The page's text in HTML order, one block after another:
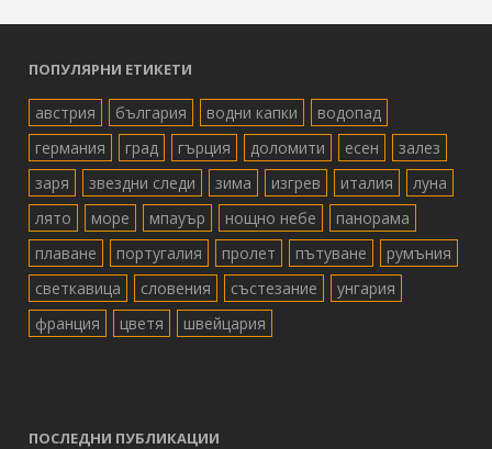
ПОПУЛЯРНИ ЕТИКЕТИ
австрия българия водни капки
водопад
германия
град гърция доломити есен
залез
заря
звездни следи зима изгрев италия
луна
лято
море мпауър нощно небе
панорама
плаване
португалия пролет пътуване
румъния
светкавица
словения състезание
унгария
франция
цветя швейцария
ПОСЛЕДНИ ПУБЛИКАЦИИ